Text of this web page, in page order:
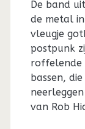
De band
de metal
vleugje
postpunk
roffelende
bassen,
van Rob